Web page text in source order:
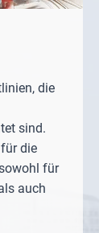
die
sind.
die
für
auch